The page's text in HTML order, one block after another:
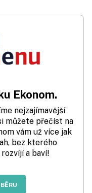
Ekonom.
nejzajímavější
můžete přečíst na
vám už více jak
bez kterého
a baví!